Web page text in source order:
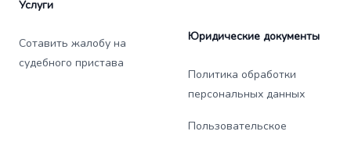
Услуги
Сотавить жалобу на
судебного пристава
Юридические документы
Политика обработки
персональных данных
Пользовательское